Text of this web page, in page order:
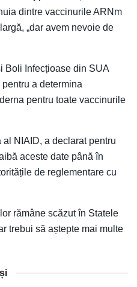
dintre vaccinurile ARNm
„dar avem nevoie de
Boli Infecțioase din SUA
a determina
pentru toate vaccinurile
NIAID, a declarat pentru
aceste date până în
de reglementare cu
rămâne scăzut în Statele
trebui să aștepte mai multe